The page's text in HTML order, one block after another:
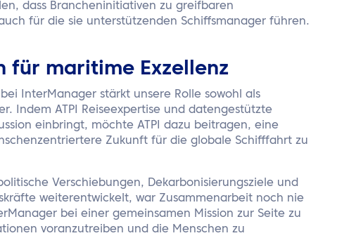
dass Brancheninitiativen zu greifbaren
für die sie unterstützenden Schiffsmanager führen.
für maritime Exzellenz
InterManager stärkt unsere Rolle sowohl als
Indem ATPI Reiseexpertise und datengestützte
einbringt, möchte ATPI dazu beitragen, eine
Zukunft für die globale Schifffahrt zu
Verschiebungen, Dekarbonisierungsziele und
weiterentwickelt, war Zusammenarbeit noch nie
bei einer gemeinsamen Mission zur Seite zu
voranzutreiben und die Menschen zu